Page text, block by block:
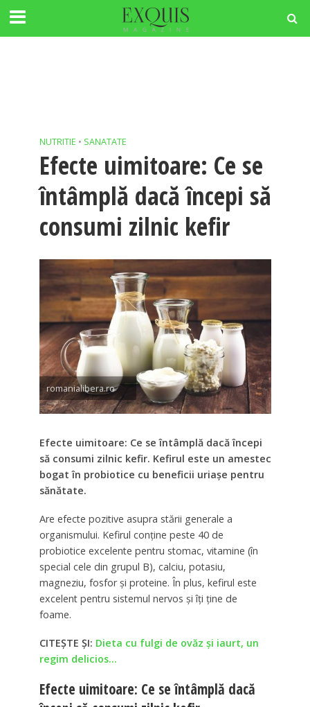
NUTRITIE • SANATATE
Efecte uimitoare: Ce se
întâmplă dacă începi să
consumi zilnic kefir
romanialibera.ro
Efecte uimitoare: Ce se întâmplă dacă începi
să consumi zilnic kefir. Kefirul este un amestec
bogat în probiotice cu beneficii uriașe pentru
sănătate.
Are efecte pozitive asupra stării generale a
organismului. Kefirul conține peste 40 de
probiotice excelente pentru stomac, vitamine (în
special cele din grupul B), calciu, potasiu,
magneziu, fosfor și proteine. În plus, kefirul este
excelent pentru sistemul nervos și îți ține de
foame.
CITEȘTE ȘI: Dieta cu fulgi de ovăz și iaurt, un
regim delicios…
Efecte uimitoare: Ce se întâmplă dacă